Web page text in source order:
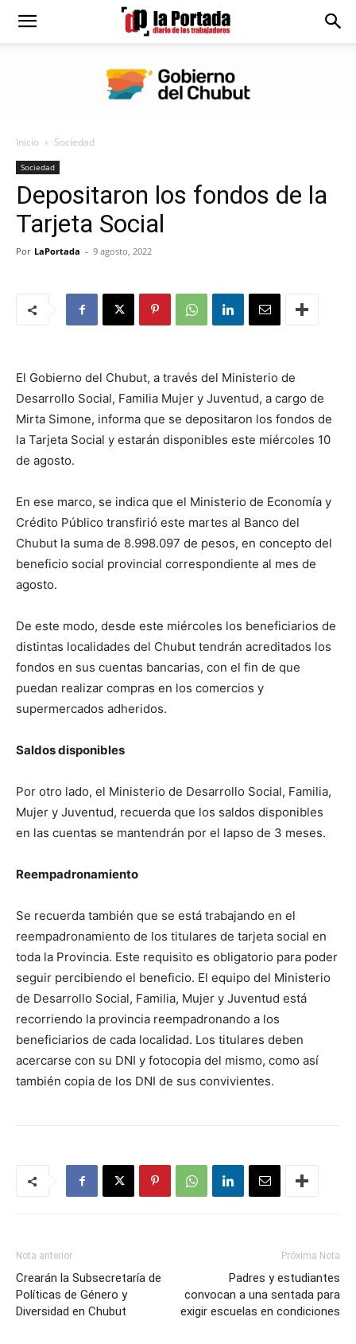
Diario
Portada
Inicio Sociedad
Sociedad
Depositaron los fondos de la
Tarjeta Social
Por LaPortada - 9 agosto, 2022
El Gobierno del Chubut, a través del Ministerio de
Desarrollo Social, Familia Mujer y Juventud, a cargo de
Mirta Simone, informa que se depositaron los fondos de
la Tarjeta Social y estarán disponibles este miércoles 10
de agosto.
En ese marco, se indica que el Ministerio de Economía y
Crédito Público transfirió este martes al Banco del
Chubut la suma de 8.998.097 de pesos, en concepto del
beneficio social provincial correspondiente al mes de
agosto.
De este modo, desde este miércoles los beneficiarios de
distintas localidades del Chubut tendrán acreditados los
fondos en sus cuentas bancarias, con el fin de que
puedan realizar compras en los comercios y
supermercados adheridos.
Saldos disponibles
Por otro lado, el Ministerio de Desarrollo Social, Familia,
Mujer y Juventud, recuerda que los saldos disponibles
en las cuentas se mantendrán por el lapso de 3 meses.
Reempadronamiento
Se recuerda también que se está trabajando en el
reempadronamiento de los titulares de tarjeta social en
toda la Provincia. Este requisito es obligatorio para poder
seguir percibiendo el beneficio. El equipo del Ministerio
de Desarrollo Social, Familia, Mujer y Juventud está
recorriendo la provincia reempadronando a los
beneficiarios de cada localidad. Los titulares deben
acercarse con su DNI y fotocopia del mismo, como así
también copia de los DNI de sus convivientes.
Nota anterior
Crearán la Subsecretaría de
Políticas de Género y
Diversidad en Chubut
Próxima Nota
Padres y estudiantes
convocan a una sentada para
exigir escuelas en condiciones